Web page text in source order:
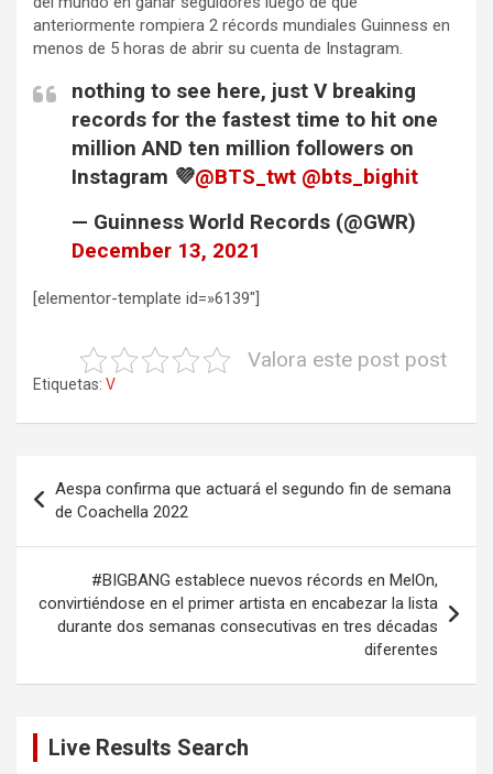
anteriormente rompiera 2 récords mundiales Guinness en
menos de 5 horas de abrir su cuenta de Instagram.
nothing to see here, just V breaking
records for the fastest time to hit one
million AND ten million followers on
Instagram 💜@BTS_twt @bts_bighit
— Guinness World Records (@GWR)
December 13, 2021
[elementor-template id=»6139″]
Valora este post post
Etiquetas: V
de
entradas
Aespa confirma que actuará el segundo fin de semana
de Coachella 2022
#BIGBANG establece nuevos récords en MelOn,
convirtiéndose en el primer artista en encabezar la lista
durante dos semanas consecutivas en tres décadas
diferentes
Live Results Search